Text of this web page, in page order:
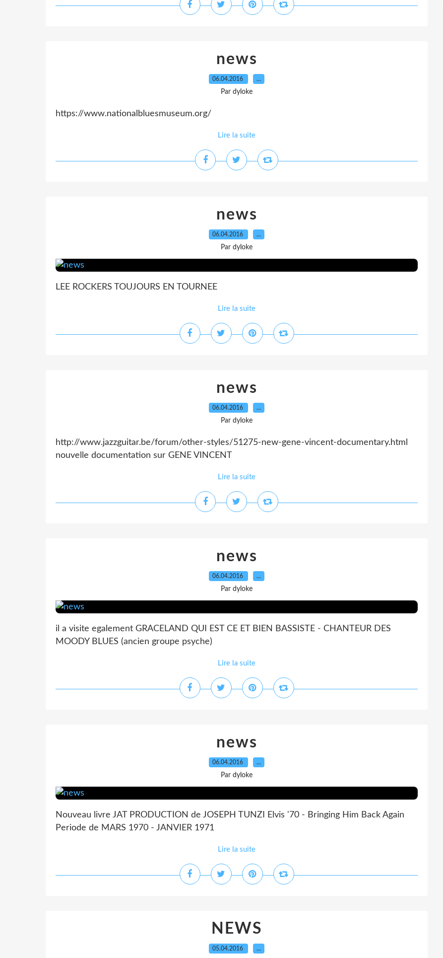
news
06.04.2016 …
Par dyloke
https://www.nationalbluesmuseum.org/
Lire la suite
news
06.04.2016 …
Par dyloke
LEE ROCKERS TOUJOURS EN TOURNEE
Lire la suite
news
06.04.2016 …
Par dyloke
http://www.jazzguitar.be/forum/other-styles/51275-new-gene-vincent-documentary.html
nouvelle documentation sur GENE VINCENT
Lire la suite
news
06.04.2016 …
Par dyloke
il a visite egalement GRACELAND QUI EST CE ET BIEN BASSISTE - CHANTEUR DES
MOODY BLUES (ancien groupe psyche)
Lire la suite
news
06.04.2016 …
Par dyloke
Nouveau livre JAT PRODUCTION de JOSEPH TUNZI Elvis '70 - Bringing Him Back Again
Periode de MARS 1970 - JANVIER 1971
Lire la suite
NEWS
05.04.2016 …